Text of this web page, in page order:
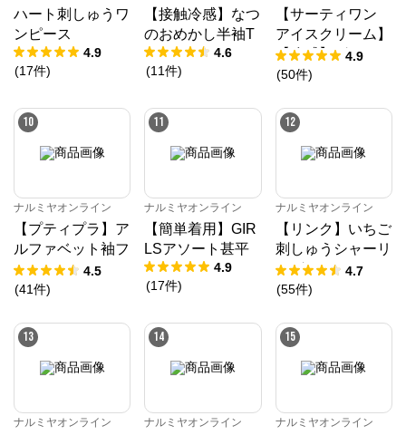
ハート刺しゅうワ
ンピース
4.9
(17件)
【接触冷感】なつ
のおめかし半袖T
4.6
(11件)
【サーティワン
アイスクリーム】
【冷感】グラフィ
ック半袖Tシャツ
4.9
(50件)
10
ナルミヤオンライン
【プティプラ】ア
ルファベット袖フ
リルTシャツ
4.5
(41件)
11
ナルミヤオンライン
【簡単着用】GIR
LSアソート甚平
4.9
(17件)
12
ナルミヤオンライン
【リンク】いちご
刺しゅうシャーリ
ングチュニック
4.7
(55件)
13
ナルミヤオンライン
14
ナルミヤオンライン
15
ナルミヤオンライン